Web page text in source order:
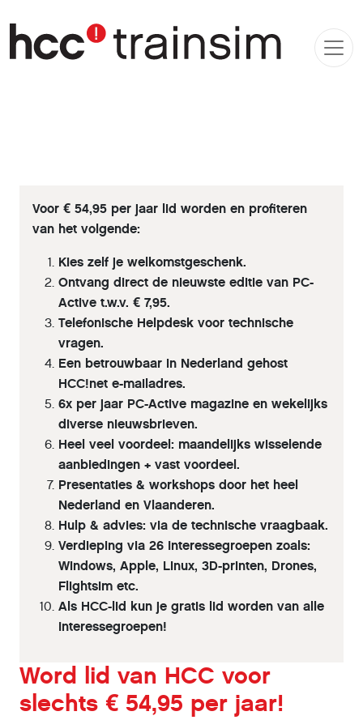
Word lid van HCC voor
slechts € 54,95 per jaar!
Voor € 54,95 per jaar lid worden en profiteren
van het volgende:
Kies zelf je welkomstgeschenk.
Ontvang direct de nieuwste editie van PC-
Active t.w.v. € 7,95.
Telefonische Helpdesk voor technische
vragen.
Een betrouwbaar in Nederland gehost
HCC!net e-mailadres.
6x per jaar PC-Active magazine en wekelijks
diverse nieuwsbrieven.
Heel veel voordeel: maandelijks wisselende
aanbiedingen + vast voordeel.
Presentaties & workshops door het heel
Nederland en Vlaanderen.
Hulp & advies: via de technische vraagbaak.
Verdieping via 26 Interessegroepen zoals:
Windows, Apple, Linux, 3D-printen, Drones,
Flightsim etc.
Als HCC-lid kun je gratis lid worden van alle
Interessegroepen!